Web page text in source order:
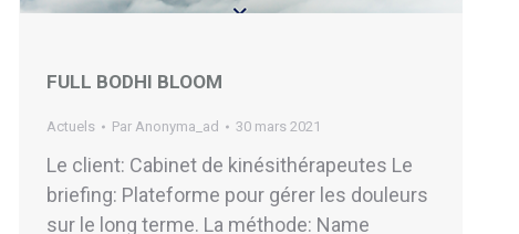
FULL BODHI BLOOM
Actuels Par Anonyma_ad 30 mars 2021
Le client: Cabinet de kinésithérapeutes Le
briefing: Plateforme pour gérer les douleurs
sur le long terme. La méthode: Name